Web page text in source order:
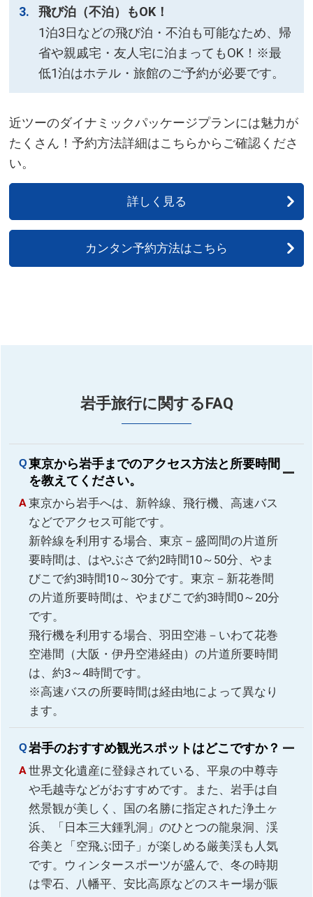
飛び泊（不泊）もOK！
1泊3日などの飛び泊・不泊も可能なため、帰
省や親戚宅・友人宅に泊まってもOK！※最
低1泊はホテル・旅館のご予約が必要です。
近ツーのダイナミックパッケージプランには魅力が
たくさん！予約方法詳細はこちらからご確認くださ
い。
詳しく見る
カンタン予約方法はこちら
岩手旅行に関するFAQ
東京から岩手までのアクセス方法と所要時間
を教えてください。
東京から岩手へは、新幹線、飛行機、高速バス
などでアクセス可能です。
新幹線を利用する場合、東京－盛岡間の片道所
要時間は、はやぶさで約2時間10～50分、やま
びこで約3時間10～30分です。東京－新花巻間
の片道所要時間は、やまびこで約3時間0～20分
です。
飛行機を利用する場合、羽田空港－いわて花巻
空港間（大阪・伊丹空港経由）の片道所要時間
は、約3～4時間です。
※高速バスの所要時間は経由地によって異なり
ます。
岩手のおすすめ観光スポットはどこですか？
世界文化遺産に登録されている、平泉の中尊寺
や毛越寺などがおすすめです。また、岩手は自
然景観が美しく、国の名勝に指定された浄土ヶ
浜、「日本三大鍾乳洞」のひとつの龍泉洞、渓
谷美と「空飛ぶ団子」が楽しめる厳美渓も人気
です。ウィンタースポーツが盛んで、冬の時期
は雫石、八幡平、安比高原などのスキー場が賑